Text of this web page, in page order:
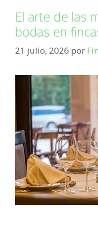
El arte de las
bodas en
21 julio, 2026 por